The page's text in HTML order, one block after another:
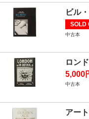
ビル
SOLD
中古本
ロン
5,000
中古本
アー